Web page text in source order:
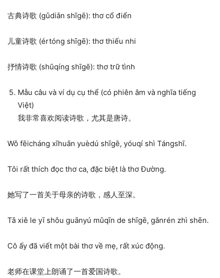
古典诗歌 (gǔdiǎn shīgē): thơ cổ điển
儿童诗歌 (értóng shīgē): thơ thiếu nhi
抒情诗歌 (shūqíng shīgē): thơ trữ tình
Mẫu câu và ví dụ cụ thể (có phiên âm và nghĩa tiếng
Việt)
我非常喜欢阅读诗歌，尤其是唐诗。
Wǒ fēicháng xǐhuān yuèdú shīgē, yóuqí shì Tángshī.
Tôi rất thích đọc thơ ca, đặc biệt là thơ Đường.
她写了一首关于母亲的诗歌，感人至深。
Tā xiě le yī shǒu guānyú mǔqīn de shīgē, gǎnrén zhì shēn.
Cô ấy đã viết một bài thơ về mẹ, rất xúc động.
老师在课堂上朗诵了一首爱国诗歌。